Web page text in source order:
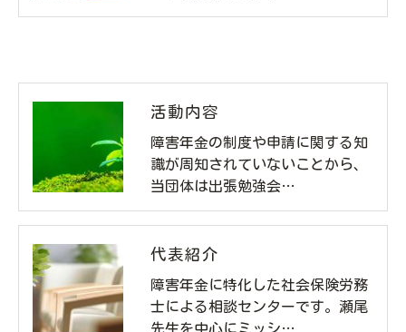
活動内容
障害年金の制度や申請に関する知
識が周知されていないことから、
当団体は出張勉強会…
代表紹介
障害年金に特化した社会保険労務
士による相談センターです。瀬尾
先生を中心にミッシ…